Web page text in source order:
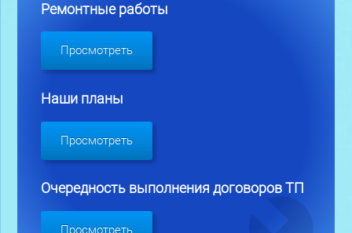
Ремонтные работы
Просмотреть
Наши планы
Просмотреть
Очередность выполнения договоров ТП
Просмотреть